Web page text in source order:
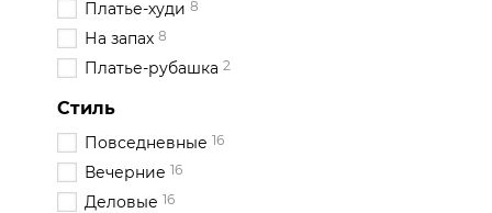
Платье-худи 8
На запах 8
Платье-рубашка 2
Стиль
Повседневные 16
Вечерние 16
Деловые 16